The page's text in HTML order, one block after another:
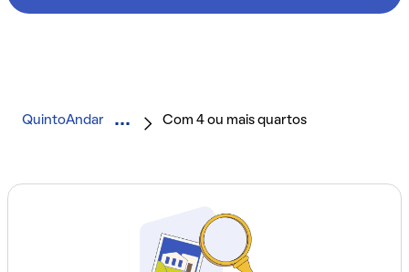
QuintoAndar Com 4 ou mais quartos